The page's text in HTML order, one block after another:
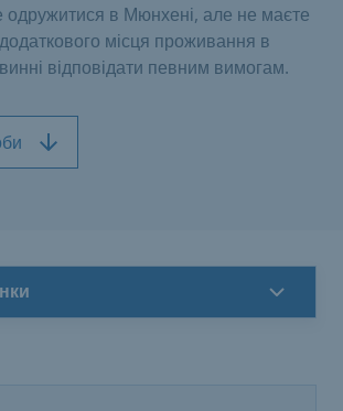
одружитися в Мюнхені, але не маєте
місця проживання в
відповідати певним вимогам.